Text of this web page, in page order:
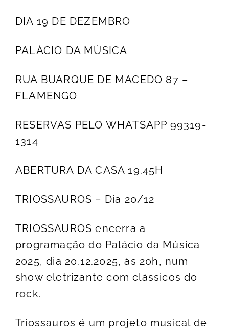
DIA 19 DE DEZEMBRO
PALÁCIO DA MÚSICA
RUA BUARQUE DE MACEDO 87 –
FLAMENGO
RESERVAS PELO WHATSAPP 99319-
1314
ABERTURA DA CASA 19.45H
TRIOSSAUROS – Dia 20/12
TRIOSSAUROS encerra a
programação do Palácio da Música
2025, dia 20.12.2025, às 20h, num
show eletrizante com clássicos do
rock.
Triossauros é um projeto musical de